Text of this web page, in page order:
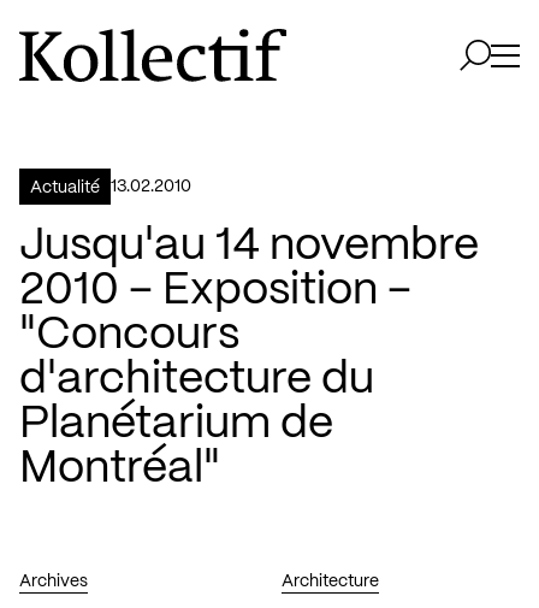
Aller à la page d'accueil
Logo Kollectif
Actualité 13.02.2010
Jusqu'au 14 novembre
2010 – Exposition –
"Concours
d'architecture du
Planétarium de
Montréal"
Archives Architecture